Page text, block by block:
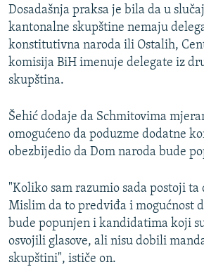
Dosadašnja praksa je bila da u
kantonalne skupštine nemaju
konstitutivna naroda ili Ostalih,
komisija BiH imenuje delegate iz
skupština.
Šehić dodaje da Schmitovima
omogućeno da poduzme dodatne
obezbijedio da Dom naroda bude
"Koliko sam razumio sada postoji ta
Mislim da to predviđa i mogućnost
bude popunjen i kandidatima koji
osvojili glasove, ali nisu dobili
skupštini", ističe on.